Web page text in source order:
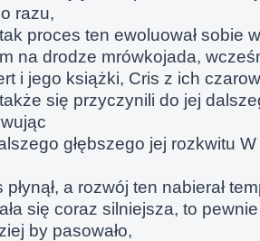
razu,
proces ten ewoluował sobie
na drodze mrówkojada,
i jego książki, Cris z ich
się przyczynili do jej
głębszego jej rozkwitu
płynął, a rozwój ten nabierał
się coraz silniejsza, to
by pasowało,